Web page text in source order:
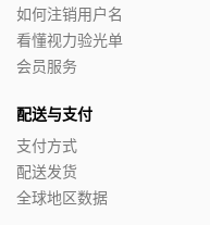
如何注销用户名
看懂视力验光单
会员服务
配送与支付
支付方式
配送发货
全球地区数据